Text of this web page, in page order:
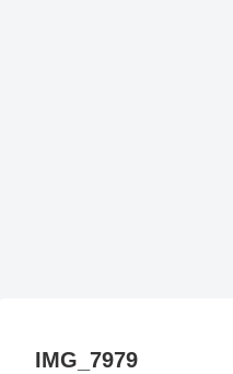
IMG_7979